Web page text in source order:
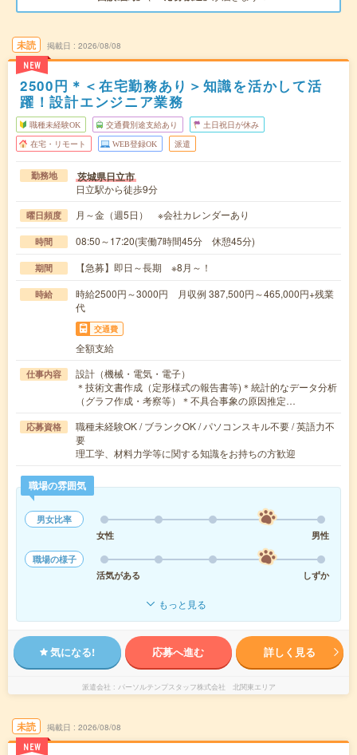
未読
NEW
掲載日 2026/08/08
2500円＊＜在宅勤務あり＞知識を活かして活
躍！設計エンジニア業務
職種未経験OK 交通費別途支給あり 土日祝日が休み
在宅・リモート WEB登録OK 派遣
勤務地 茨城県日立市
日立駅から徒歩9分
曜日頻度 月～金（週5日） ※会社カレンダーあり
時間 08:50～17:20(実働7時間45分 休憩45分)
期間 【急募】即日～長期 ※8月～！
時給
時給2500円～3000円 月収例 387,500円～465,000円+残業
代
交通費
全額支給
仕事内容
設計（機械・電気・電子）
＊技術文書作成（定形様式の報告書等)＊統計的なデータ分析
（グラフ作成・考察等）＊不具合事象の原因推定…
応募資格
職種未経験OK / ブランクOK / パソコンスキル不要 / 英語力不
要
理工学、材料力学等に関する知識をお持ちの方歓迎
職場の雰囲気
男女比率
女性
男性
職場の様子
活気がある
しずか
もっと見る
気になる! 応募へ進む 詳しく見る
派遣会社 パーソルテンプスタッフ株式会社 北関東エリア
未読
NEW
掲載日 2026/08/08